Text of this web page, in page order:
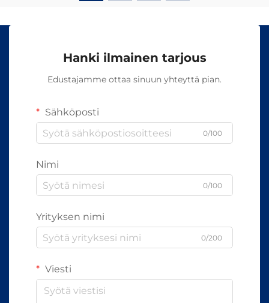
Hanki ilmainen tarjous
Edustajamme ottaa sinuun yhteyttä pian.
Sähköposti
0/100
Nimi
0/100
Yrityksen nimi
0/200
Viesti